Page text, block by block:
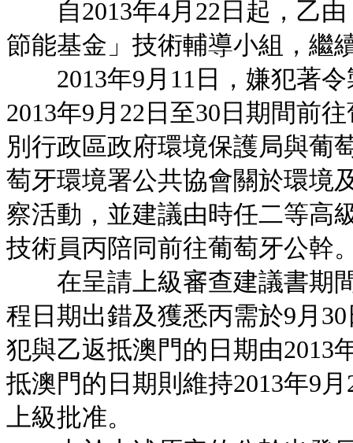
自2013年4月22日起，乙由
節能基金」技術輔導小組，繼
2013年9月11日，嫌犯著令
2013年9月22日至30日期間前
別行政區政府環境保護局與葡
萄牙環境署公共協會關於環境
察活動，並建議由時任二等高
技術員丙陪同前往葡萄牙公幹
在呈請上級審查建議書期間
程日期出錯及獲悉丙需於9月
犯與乙返抵澳門的日期由2013
抵澳門的日期則維持2013年9
上級批准。